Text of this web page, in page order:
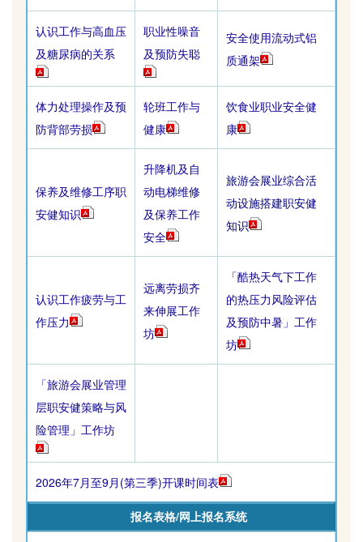
认识工作与高血压
及糖尿病的关系
职业性噪音
及预防失聪
安全使用流动式铝
质通架
体力处理操作及预
防背部劳损
轮班工作与
健康
饮食业职业安全健
康
保养及维修工序职
安健知识
升降机及自
动电梯维修
及保养工作
安全
旅游会展业综合活
动设施搭建职安健
知识
认识工作疲劳与工
作压力
远离劳损齐
来伸展工作
坊
「酷热天气下工作
的热压力风险评估
及预防中暑」工作
坊
「旅游会展业管理
层职安健策略与风
险管理」工作坊
2026年7月至9月(第三季)开课时间表
报名表格/网上报名系统